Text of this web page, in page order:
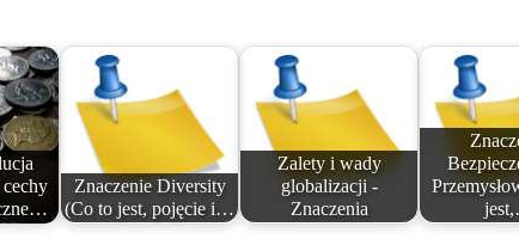
cechy
Znaczenie Diversity
(Co to jest, pojęcie i…
Zalety i wady
globalizacji -
Znaczenia